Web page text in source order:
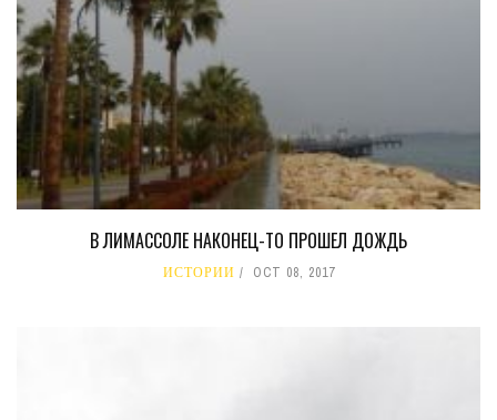
В ЛИМАССОЛЕ НАКОНЕЦ-ТО ПРОШЕЛ ДОЖДЬ
ИСТОРИИ OCT 08, 2017